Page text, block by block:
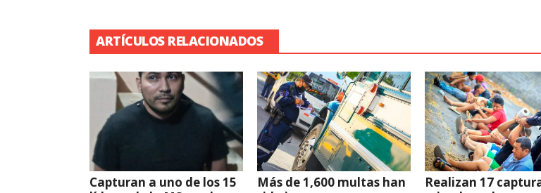
ARTÍCULOS RELACIONADOS
Capturan a uno de los 15
Más de 1,600 multas han
Realizan 17